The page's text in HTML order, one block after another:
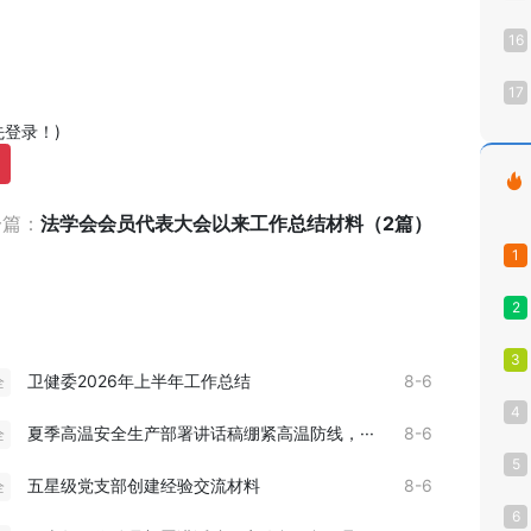
登录！)
： 法学会会员代表大会以来工作总结材料（2篇）
卫健委2026年上半年工作总结 8-6
夏季高温安全生产部署讲话稿绷紧高温防线，··· 8-6
五星级党支部创建经验交流材料 8-6
16
17
1
2
3
4
5
6